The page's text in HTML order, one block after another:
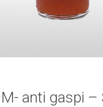
anti gaspi –